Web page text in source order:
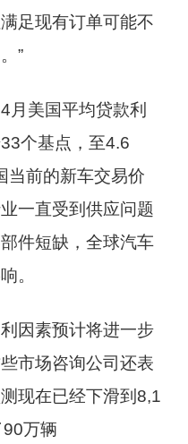
足现有订单可能不
”
月美国平均贷款利
个基点，至4.6
当前的新车交易价
一直受到供应问题
件短缺，全球汽车
。
因素预计将进一步
市场咨询公司还表
现在已经下滑到8,1
万辆